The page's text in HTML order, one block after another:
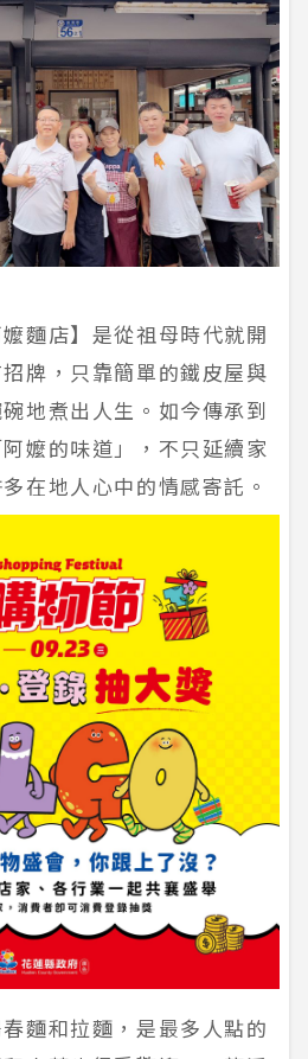
麵店】是從祖母時代就開
牌，只靠簡單的鐵皮屋與
地煮出人生。如今傳承到
嬤的味道」，不只延續家
在地人心中的情感寄託。
春麵和拉麵，是最多人點的